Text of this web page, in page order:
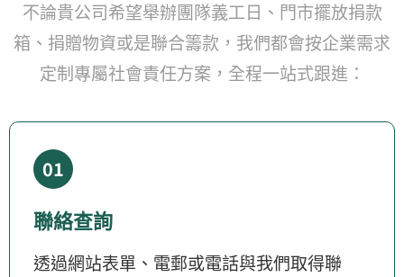
不論貴公司希望舉辦團隊義工日、門市擺放捐款
箱、捐贈物資或是聯合籌款，我們都會按企業需求
定制專屬社會責任方案，全程一站式跟進：
01
聯絡查詢
透過網站表單、電郵或電話與我們取得聯